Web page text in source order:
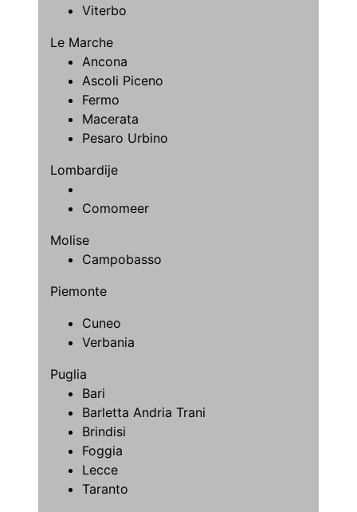
Viterbo
Le Marche
Ancona
Ascoli Piceno
Fermo
Macerata
Pesaro Urbino
Lombardije
Comomeer
Molise
Campobasso
Piemonte
Cuneo
Verbania
Puglia
Bari
Barletta Andria Trani
Brindisi
Foggia
Lecce
Taranto